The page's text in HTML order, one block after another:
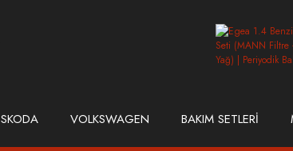
SKODA VOLKSWAGEN BAKIM SETLERİ